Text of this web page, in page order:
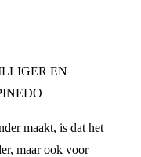
EN
maakt, is dat het
maar ook voor